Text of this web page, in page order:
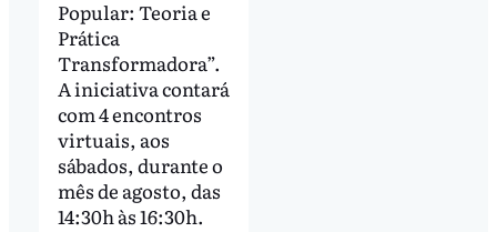
Popular: Teoria e
Prática
Transformadora”.
A iniciativa contará
com 4 encontros
virtuais, aos
sábados, durante o
mês de agosto, das
14:30h às 16:30h.